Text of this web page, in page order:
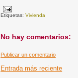
Etiquetas:Vivienda
No hay comentarios:
Publicar un comentario
Entrada más reciente